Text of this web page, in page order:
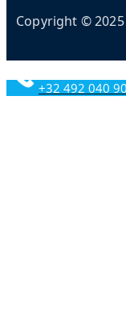
Copyright © 2025
+32 492 040